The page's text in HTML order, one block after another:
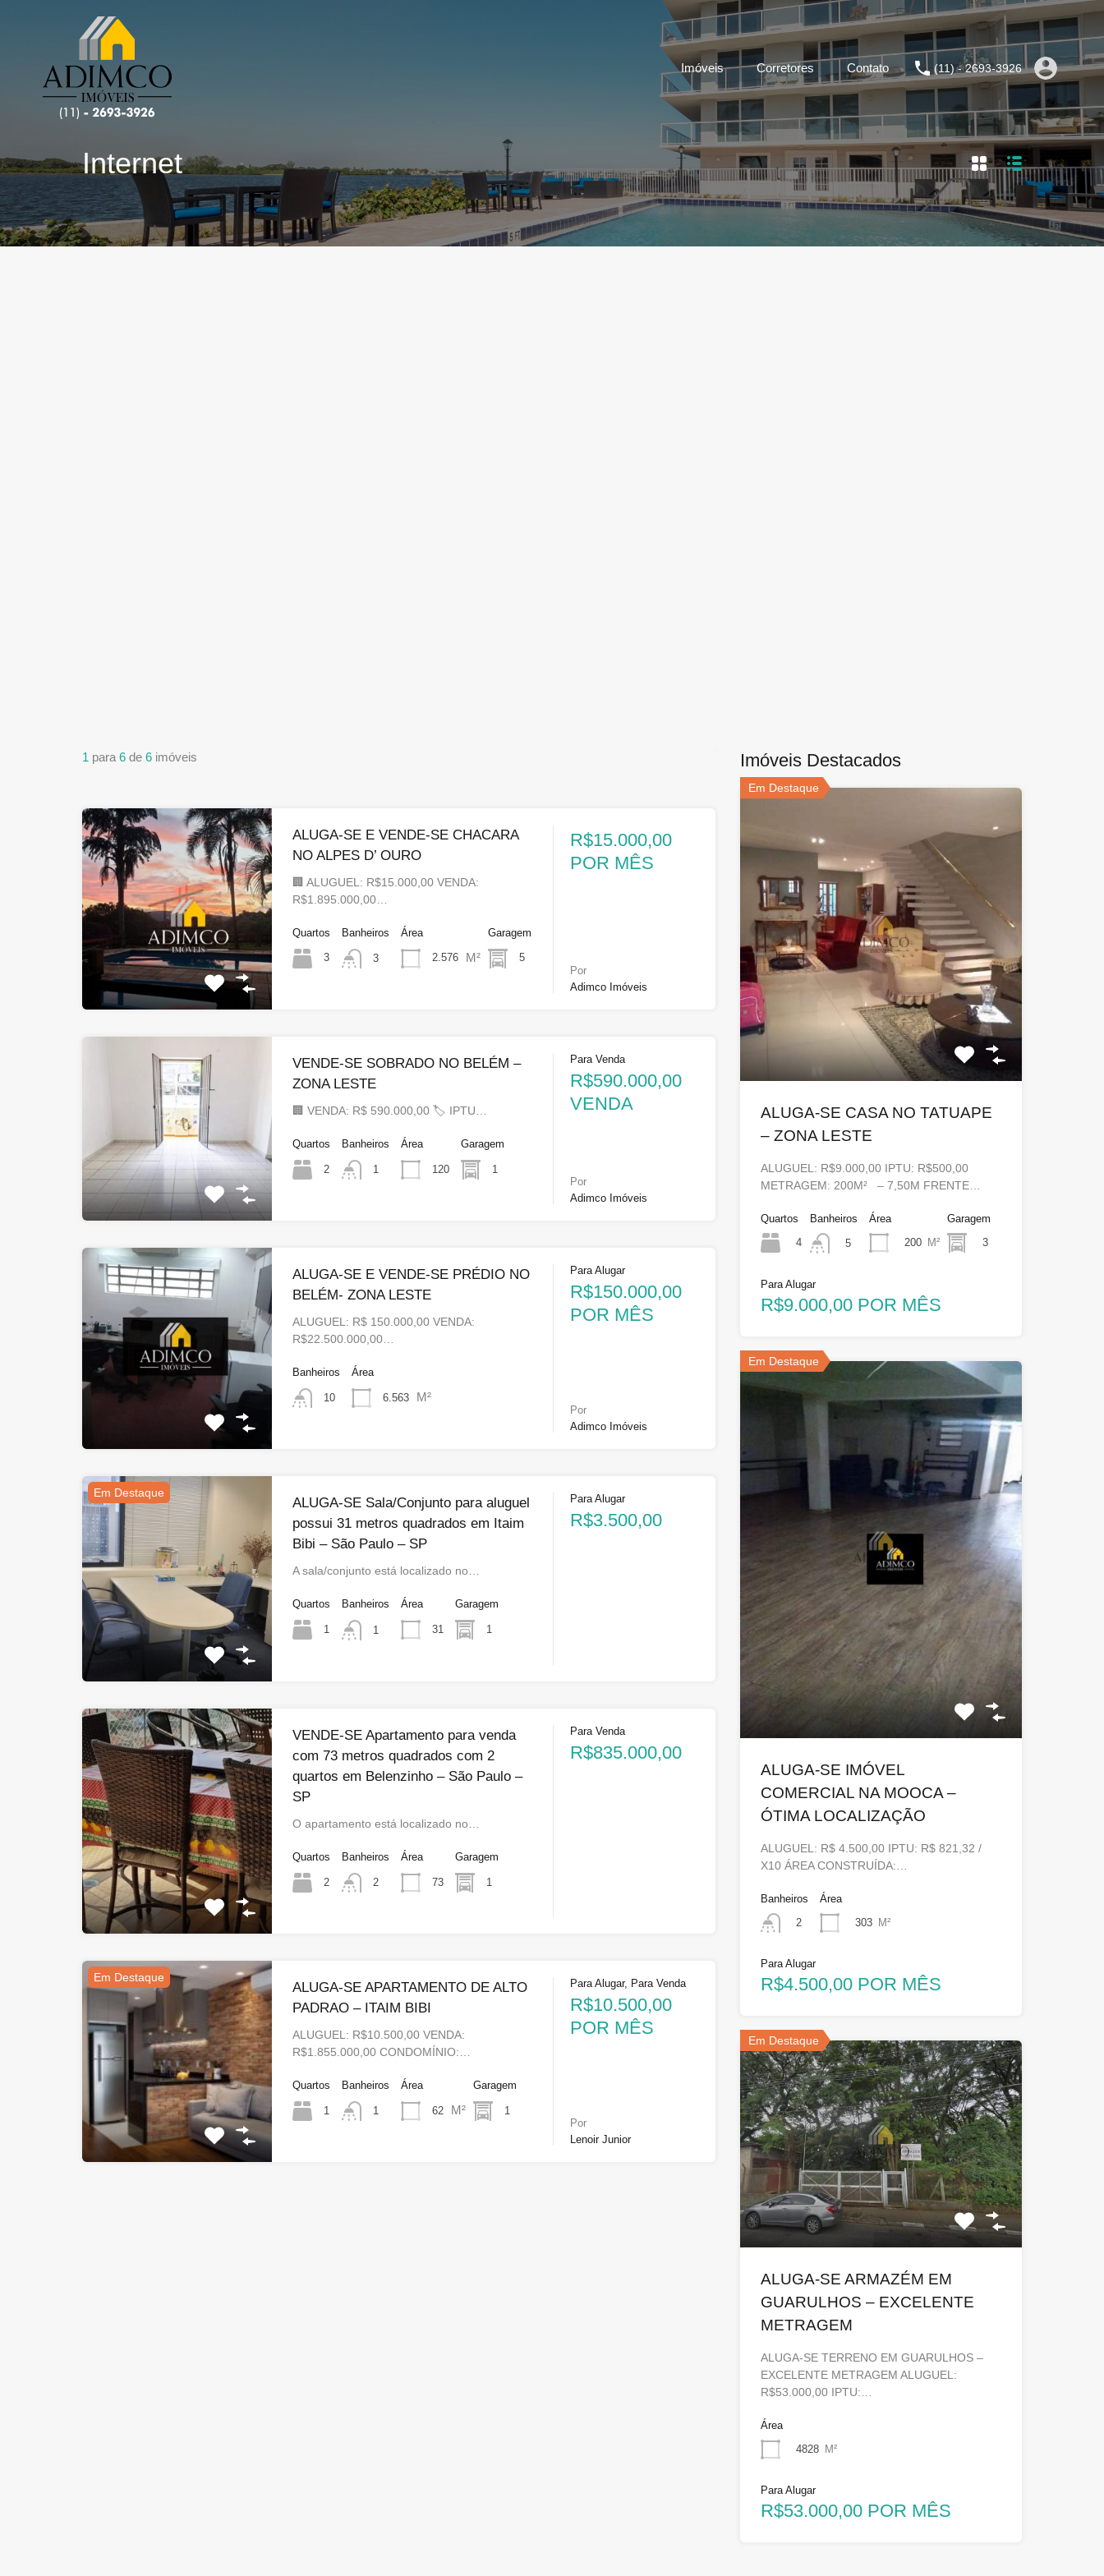
Imóveis Corretores Contato (11) - 2693-3926
Internet
1 para 6 de 6 imóveis
ALUGA-SE E VENDE-SE CHACARA
NO ALPES D’ OURO
🏢 ALUGUEL: R$15.000,00 VENDA:
R$1.895.000,00…
Quartos
3
Banheiros
3
Área
2.576 M²
Garagem
5
R$15.000,00
POR MÊS
Por
Adimco Imóveis
VENDE-SE SOBRADO NO BELÉM –
ZONA LESTE
🏢 VENDA: R$ 590.000,00 🏷 IPTU…
Quartos
2
Banheiros
1
Área
120
Garagem
1
Para Venda
R$590.000,00
VENDA
Por
Adimco Imóveis
ALUGA-SE E VENDE-SE PRÉDIO NO
BELÉM- ZONA LESTE
ALUGUEL: R$ 150.000,00 VENDA:
R$22.500.000,00…
Banheiros
10
Área
6.563 M²
Para Alugar
R$150.000,00
POR MÊS
Por
Adimco Imóveis
Em Destaque
ALUGA-SE Sala/Conjunto para aluguel
possui 31 metros quadrados em Itaim
Bibi – São Paulo – SP
A sala/conjunto está localizado no…
Quartos
1
Banheiros
1
Área
31
Garagem
1
Para Alugar
R$3.500,00
VENDE-SE Apartamento para venda
com 73 metros quadrados com 2
quartos em Belenzinho – São Paulo –
SP
O apartamento está localizado no…
Quartos
2
Banheiros
2
Área
73
Garagem
1
Para Venda
R$835.000,00
Em Destaque
ALUGA-SE APARTAMENTO DE ALTO
PADRAO – ITAIM BIBI
ALUGUEL: R$10.500,00 VENDA:
R$1.855.000,00 CONDOMÍNIO:…
Quartos
1
Banheiros
1
Área
62 M²
Garagem
1
Para Alugar, Para Venda
R$10.500,00
POR MÊS
Por
Lenoir Junior
Imóveis Destacados
Em Destaque
ALUGA-SE CASA NO TATUAPE
– ZONA LESTE
ALUGUEL: R$9.000,00 IPTU: R$500,00
METRAGEM: 200M² – 7,50M FRENTE…
Quartos
4
Banheiros
5
Área
200
M²
Garagem
3
Para Alugar
R$9.000,00 POR MÊS
Em Destaque
ALUGA-SE IMÓVEL
COMERCIAL NA MOOCA –
ÓTIMA LOCALIZAÇÃO
ALUGUEL: R$ 4.500,00 IPTU: R$ 821,32 /
X10 ÁREA CONSTRUÍDA:…
Banheiros
2
Área
303 M²
Para Alugar
R$4.500,00 POR MÊS
Em Destaque
ALUGA-SE ARMAZÉM EM
GUARULHOS – EXCELENTE
METRAGEM
ALUGA-SE TERRENO EM GUARULHOS –
EXCELENTE METRAGEM ALUGUEL:
R$53.000,00 IPTU:…
Área
4828
M²
Para Alugar
R$53.000,00 POR MÊS